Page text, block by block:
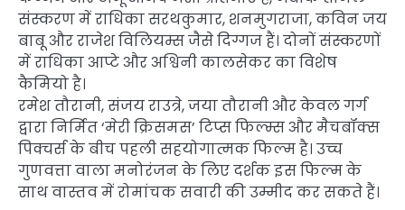
संस्करण में राधिका सरथकुमार, शनमुगराजा, कविन जय
बाबू और राजेश विलियम्स जैसे दिग्गज हैं। दोनों संस्करणों
में राधिका आप्टे और अश्विनी कालसेकर का विशेष
कैमियो है।
रमेश तौरानी, ​​संजय राउत्रे, जया तौरानी और केवल गर्ग
द्वारा निर्मित ‘मेरी क्रिसमस’ टिप्स फिल्म्स और मैचबॉक्स
पिक्चर्स के बीच पहली सहयोगात्मक फिल्म है। उच्च
गुणवत्ता वाला मनोरंजन के लिए दर्शक इस फिल्म के
साथ वास्तव में रोमांचक सवारी की उम्मीद कर सकते हैं।